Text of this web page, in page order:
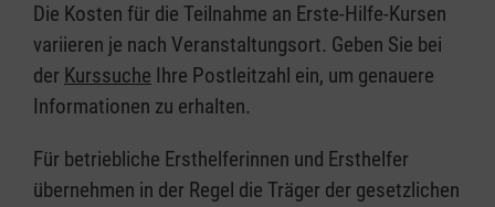
Die Kosten für die Teilnahme an Erste-Hilfe-Kursen
variieren je nach Veranstaltungsort. Geben Sie bei
der Kurssuche Ihre Postleitzahl ein, um genauere
Informationen zu erhalten.
Für betriebliche Ersthelferinnen und Ersthelfer
übernehmen in der Regel die Träger der gesetzlichen